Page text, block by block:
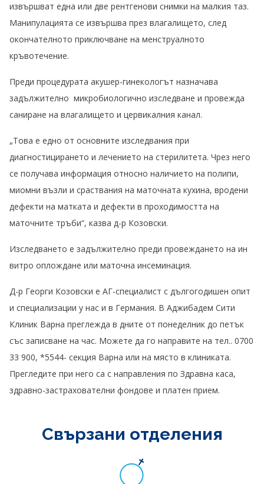
извършват една или две рентгенови снимки на малкия таз.
Манипулацията се извършва през влагалището, след
окончателното приключване на менструалното
кръвотечение.
Преди процедурата акушер-гинекологът назначава
задължително микробиологично изследване и провежда
саниране на влагалището и цервикалния канал.
„Това е едно от основните изследвания при
диагностицирането и лечението на стерилитета. Чрез него
се получава информация относно наличието на полипи,
миомни възли и сраствания на маточната кухина, вродени
дефекти на матката и дефекти в проходимостта на
маточните тръби“, казва д-р Козовски.
Изследването е задължително преди провеждането на ин
витро оплождане или маточна инсеминация.
Д-р Георги Козовски е АГ-специалист с дългогодишен опит
и специализации у нас и в Германия. В Аджибадем Сити
Клиник Варна преглежда в дните от понеделник до петък
със записване на час. Можете да го направите на тел.. 0700
33 900, *5544- секция Варна или на място в клиниката.
Прегледите при него са с направления по Здравна каса,
здравно-застрахователни фондове и платен прием.
Свързани отделения